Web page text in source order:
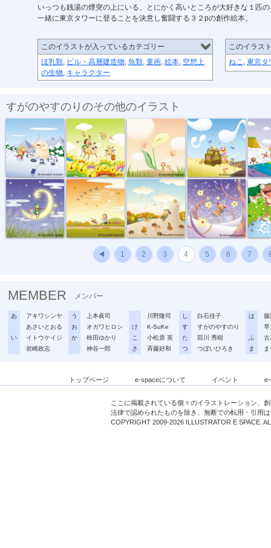
いっつも銭湯の煙突の上にいる、とにかく高いところが大好きな１匹
一緒に東京タワーに登ることを決意し奮闘する３２pの創作絵本。
このイラストが入っているカテゴリー
ほ乳類, ビル・高層建造物, 魚類, 童画, 絵本, 空想上
の生物, キャラクター
このイラス
ねこ , 東京タ
すがのやすのりのその他のイラスト
寒い冬楽しい冬 ハニーハンター 花音符
秋の夜長の虫... 五線雲を追い... オカリナの丘 ティンクルト... 小さ
◀ 1 2 3 4 5 6 7
MEMBER メンバー
あ
アキワシンヤ
あさいとおる
い
イトウケイジ
岩崎政志
う
上本眞司
お
オガワヒロシ
か
柿田ゆかり
神谷一郎
川野隆司
け
K-SuKe
こ
小松原 英
さ
斉藤好和
し
白石佳子
す
すがのやすのり
た
田川 秀樹
つ
つぼいひろき
は
早
ふ
古
ま
トップページ e-spaceについて イベント
ここに掲載されている個々のイラストレーション、
法律で認められたものを除き、無断での転用・引用
COPYRIGHT 2009-2026 ILLUSTRATOR E SPACE.